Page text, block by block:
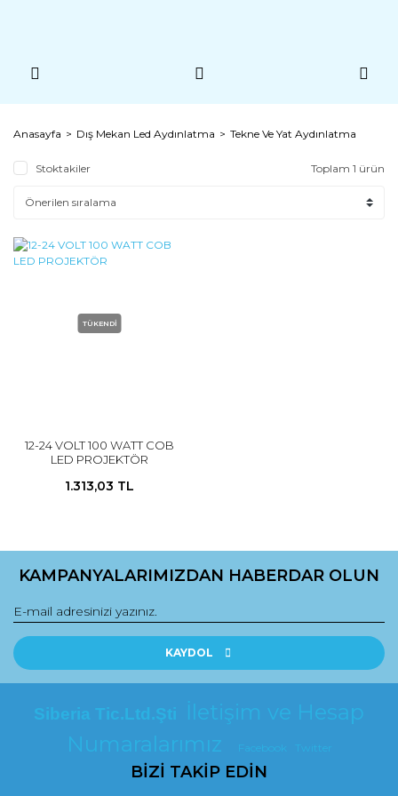
Anasayfa Dış Mekan Led Aydınlatma Tekne Ve Yat Aydınlatma
Stoktakiler Toplam 1 ürün
TÜKENDİ
12-24 VOLT 100 WATT COB
LED PROJEKTÖR
1.313,03 TL
KAMPANYALARIMIZDAN HABERDAR OLUN
KAYDOL
Siberia Tic.Ltd.Şti
İletişim ve Hesap
Numaralarımız
Facebook Twitter
BİZİ TAKİP EDİN